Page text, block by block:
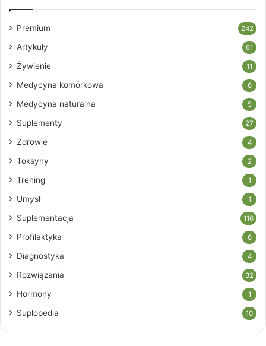
Premium 242
Artykuły 61
Żywienie 11
Medycyna komórkowa 6
Medycyna naturalna 5
Suplementy 27
Zdrowie 4
Toksyny 2
Trening 1
Umysł 1
Suplementacja 116
Profilaktyka 6
Diagnostyka 4
Rozwiązania 32
Hormony 1
Suplopedia 10